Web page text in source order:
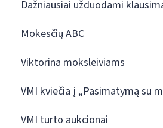
Dažniausiai užduodami
Mokesčių ABC
Viktorina moksleiviams
VMI kviečia į „Pasimatymą su
VMI turto aukcionai